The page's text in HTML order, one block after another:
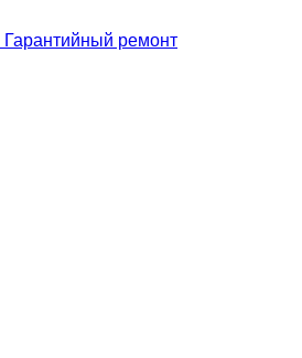
Гарантийный ремонт